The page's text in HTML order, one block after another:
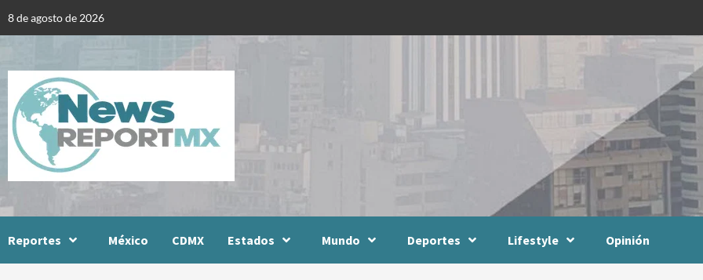
8 de agosto de 2026
Reportes México CDMX Estados Mundo Deportes Lifestyle Opinión